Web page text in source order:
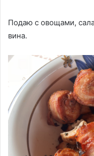
Подаю с овощами,
вина.